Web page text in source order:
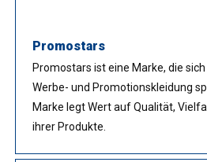
Promostars
Promostars ist eine Marke, die
Werbe- und Promotionskleidung
Marke legt Wert auf Qualität,
ihrer Produkte.